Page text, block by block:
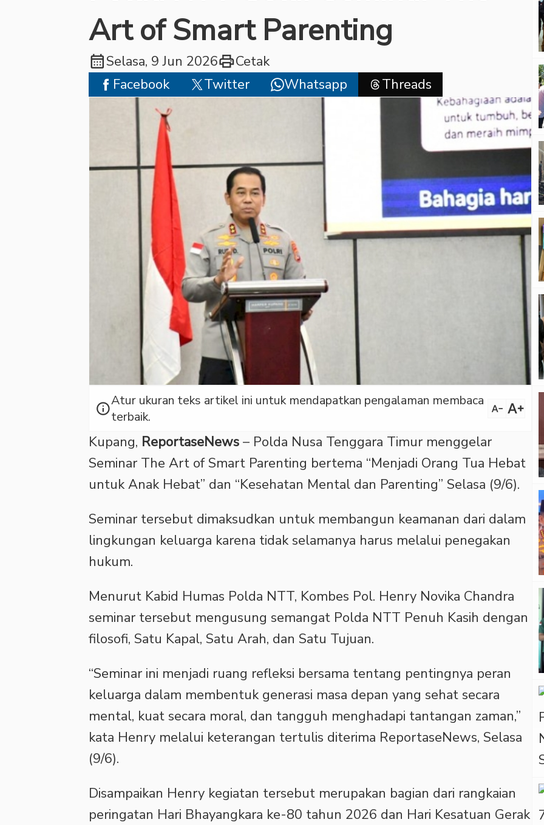
Art of Smart Parenting
calendar_monthSelasa, 9 Jun 2026printCetak
Facebook
Twitter Whatsapp Threads
infoAtur ukuran teks artikel ini untuk mendapatkan pengalaman membaca
terbaik.
text_decrease text_increase
Kupang, ReportaseNews – Polda Nusa Tenggara Timur menggelar
Seminar The Art of Smart Parenting bertema “Menjadi Orang Tua Hebat
untuk Anak Hebat” dan “Kesehatan Mental dan Parenting” Selasa (9/6).
Seminar tersebut dimaksudkan untuk membangun keamanan dari dalam
lingkungan keluarga karena tidak selamanya harus melalui penegakan
hukum.
Menurut Kabid Humas Polda NTT, Kombes Pol. Henry Novika Chandra
seminar tersebut mengusung semangat Polda NTT Penuh Kasih dengan
filosofi, Satu Kapal, Satu Arah, dan Satu Tujuan.
“Seminar ini menjadi ruang refleksi bersama tentang pentingnya peran
keluarga dalam membentuk generasi masa depan yang sehat secara
mental, kuat secara moral, dan tangguh menghadapi tantangan zaman,”
kata Henry melalui keterangan tertulis diterima ReportaseNews, Selasa
(9/6).
Disampaikan Henry kegiatan tersebut merupakan bagian dari rangkaian
peringatan Hari Bhayangkara ke-80 tahun 2026 dan Hari Kesatuan Gerak